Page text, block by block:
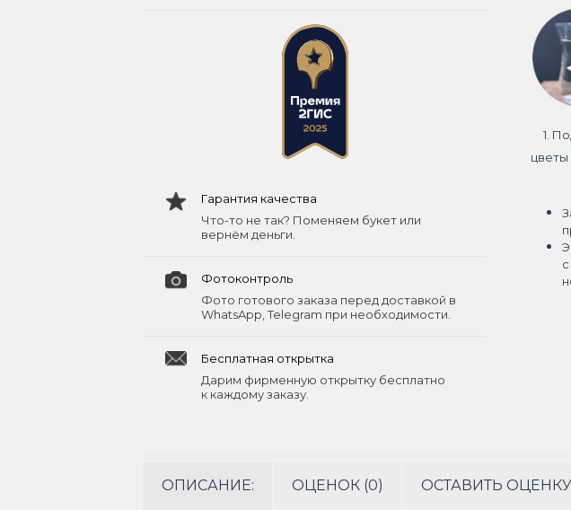
Гарантия качества
Что-то не так? Поменяем букет или
вернём деньги.
Фотоконтроль
Фото готового заказа перед доставкой в
WhatsApp, Telegram при необходимости.
Бесплатная открытка
Дарим фирменную открытку бесплатно
к каждому заказу.
1.
цветы
ОПИСАНИЕ: ОЦЕНОК (0) ОСТАВИТЬ ОЦЕНКУ